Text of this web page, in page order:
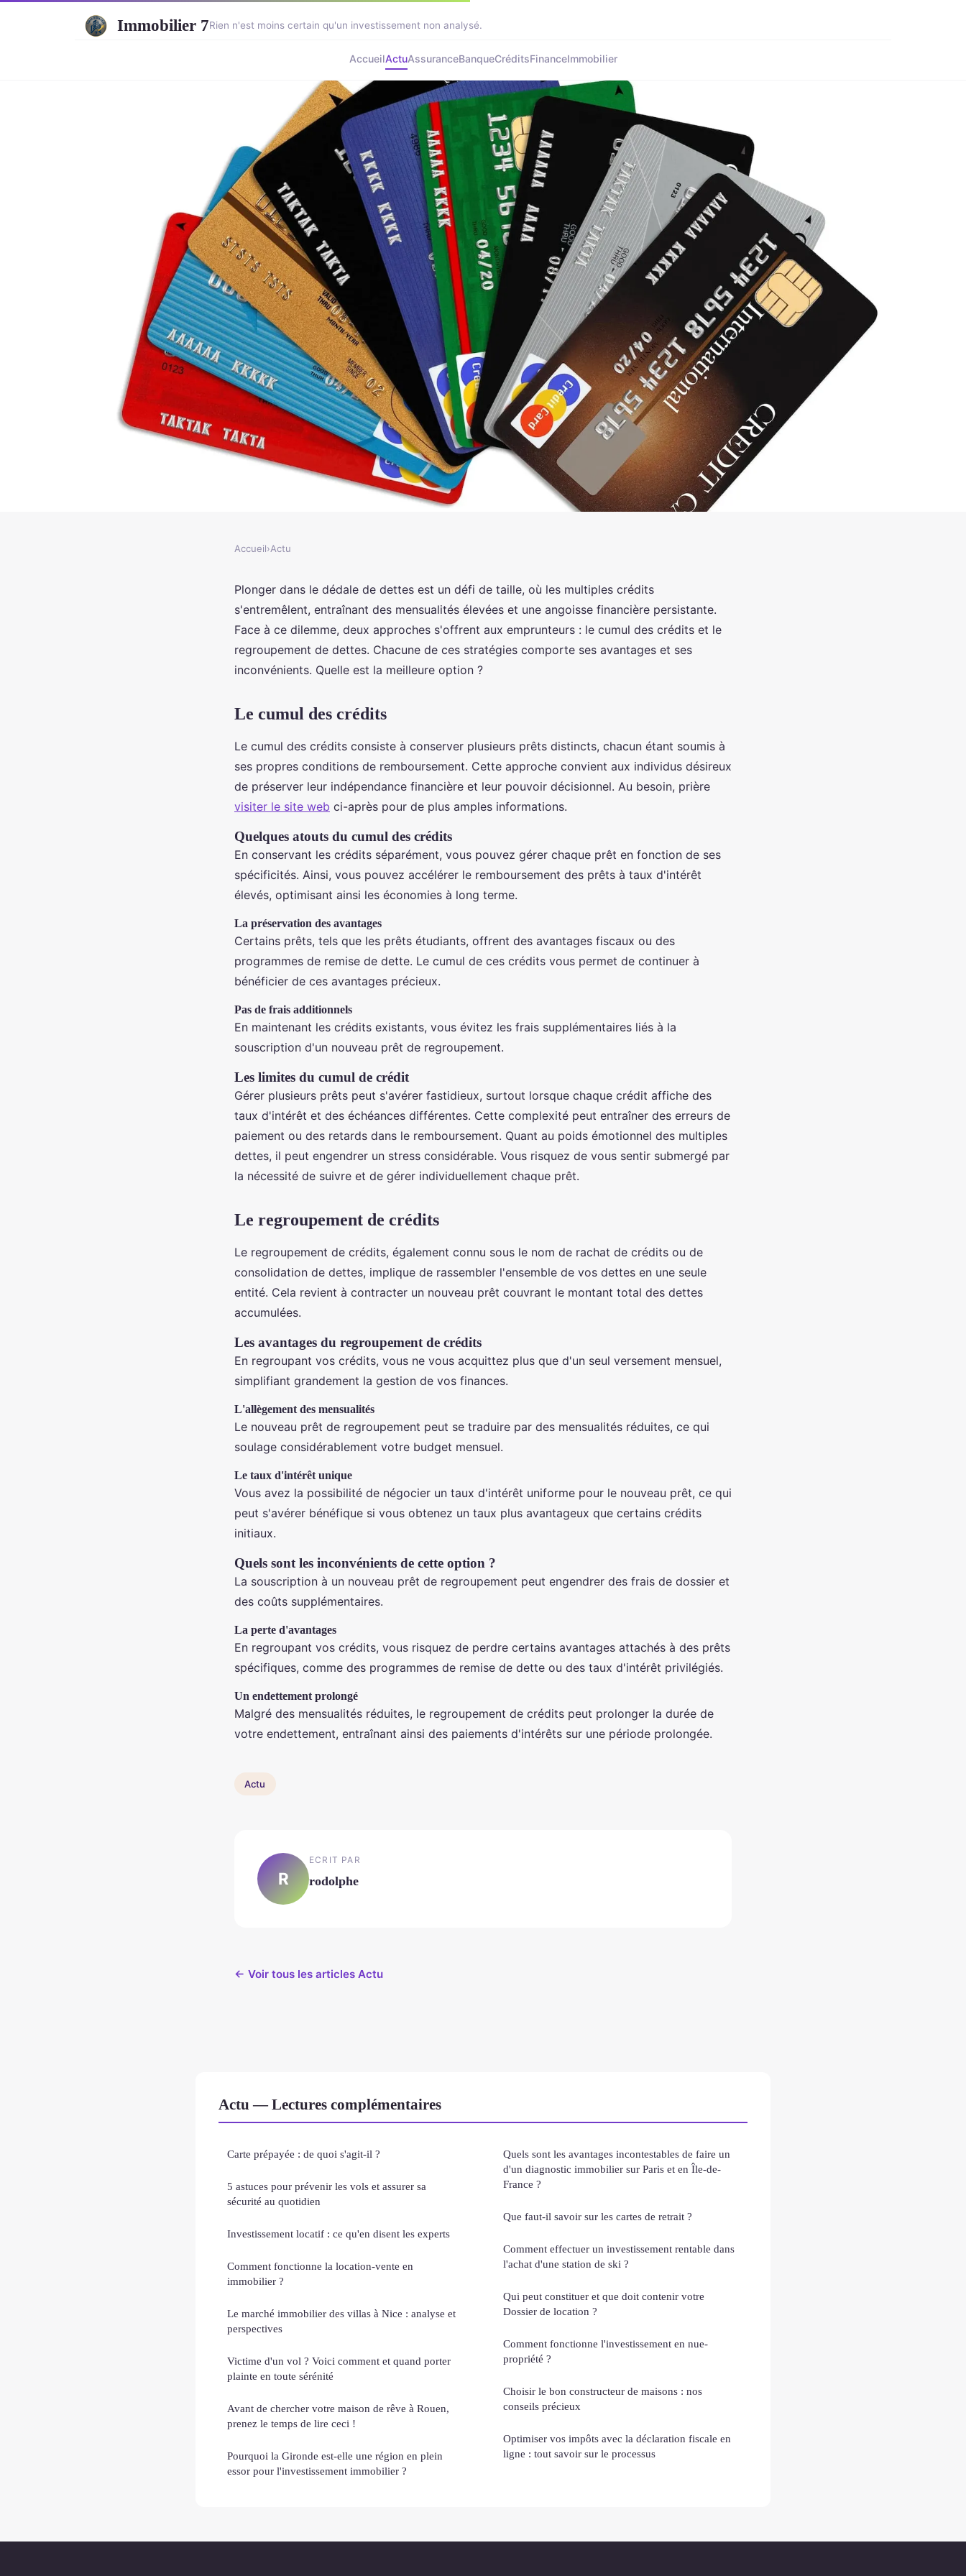
Immobilier 7Rien n'est moins certain qu'un investissement non analysé.
AccueilActuAssuranceBanqueCréditsFinanceImmobilier
Cumuler et regrouper ses crédits : que
Accueil›Actu
Plonger dans le dédale de dettes est un défi de taille, où les multiples crédits
s'entremêlent, entraînant des mensualités élevées et une angoisse financière persistante.
Face à ce dilemme, deux approches s'offrent aux emprunteurs : le cumul des crédits et le
regroupement de dettes. Chacune de ces stratégies comporte ses avantages et ses
inconvénients. Quelle est la meilleure option ?
Le cumul des crédits
Le cumul des crédits consiste à conserver plusieurs prêts distincts, chacun étant soumis à
ses propres conditions de remboursement. Cette approche convient aux individus désireux
de préserver leur indépendance financière et leur pouvoir décisionnel. Au besoin, prière
visiter le site web ci-après pour de plus amples informations.
Quelques atouts du cumul des crédits
En conservant les crédits séparément, vous pouvez gérer chaque prêt en fonction de ses
spécificités. Ainsi, vous pouvez accélérer le remboursement des prêts à taux d'intérêt
élevés, optimisant ainsi les économies à long terme.
La préservation des avantages
Certains prêts, tels que les prêts étudiants, offrent des avantages fiscaux ou des
programmes de remise de dette. Le cumul de ces crédits vous permet de continuer à
bénéficier de ces avantages précieux.
Pas de frais additionnels
En maintenant les crédits existants, vous évitez les frais supplémentaires liés à la
souscription d'un nouveau prêt de regroupement.
Les limites du cumul de crédit
Gérer plusieurs prêts peut s'avérer fastidieux, surtout lorsque chaque crédit affiche des
taux d'intérêt et des échéances différentes. Cette complexité peut entraîner des erreurs de
paiement ou des retards dans le remboursement. Quant au poids émotionnel des multiples
dettes, il peut engendrer un stress considérable. Vous risquez de vous sentir submergé par
la nécessité de suivre et de gérer individuellement chaque prêt.
Le regroupement de crédits
Le regroupement de crédits, également connu sous le nom de rachat de crédits ou de
consolidation de dettes, implique de rassembler l'ensemble de vos dettes en une seule
entité. Cela revient à contracter un nouveau prêt couvrant le montant total des dettes
accumulées.
Les avantages du regroupement de crédits
En regroupant vos crédits, vous ne vous acquittez plus que d'un seul versement mensuel,
simplifiant grandement la gestion de vos finances.
L'allègement des mensualités
Le nouveau prêt de regroupement peut se traduire par des mensualités réduites, ce qui
soulage considérablement votre budget mensuel.
Le taux d'intérêt unique
Vous avez la possibilité de négocier un taux d'intérêt uniforme pour le nouveau prêt, ce qui
peut s'avérer bénéfique si vous obtenez un taux plus avantageux que certains crédits
initiaux.
Quels sont les inconvénients de cette option ?
La souscription à un nouveau prêt de regroupement peut engendrer des frais de dossier et
des coûts supplémentaires.
La perte d'avantages
En regroupant vos crédits, vous risquez de perdre certains avantages attachés à des prêts
spécifiques, comme des programmes de remise de dette ou des taux d'intérêt privilégiés.
Un endettement prolongé
Malgré des mensualités réduites, le regroupement de crédits peut prolonger la durée de
votre endettement, entraînant ainsi des paiements d'intérêts sur une période prolongée.
Actu
R
ECRIT PAR
rodolphe
← Voir tous les articles Actu
Actu — Lectures complémentaires
Carte prépayée : de quoi s'agit-il ?
5 astuces pour prévenir les vols et assurer sa
sécurité au quotidien
Investissement locatif : ce qu'en disent les experts
Comment fonctionne la location-vente en
immobilier ?
Le marché immobilier des villas à Nice : analyse et
perspectives
Victime d'un vol ? Voici comment et quand porter
plainte en toute sérénité
Avant de chercher votre maison de rêve à Rouen,
prenez le temps de lire ceci !
Pourquoi la Gironde est-elle une région en plein
essor pour l'investissement immobilier ?
Quels sont les avantages incontestables de faire un
d'un diagnostic immobilier sur Paris et en Île-de-
France ?
Que faut-il savoir sur les cartes de retrait ?
Comment effectuer un investissement rentable dans
l'achat d'une station de ski ?
Qui peut constituer et que doit contenir votre
Dossier de location ?
Comment fonctionne l'investissement en nue-
propriété ?
Choisir le bon constructeur de maisons : nos
conseils précieux
Optimiser vos impôts avec la déclaration fiscale en
ligne : tout savoir sur le processus